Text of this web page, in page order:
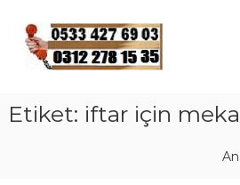
content
Etiket: iftar için